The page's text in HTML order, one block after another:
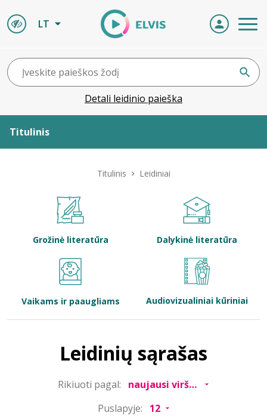
LT
Detali leidinio paieška
Titulinis
Bibliotekoms
Titulinis Leidiniai
Grožinė literatūra Dalykinė literatūra
Vaikams ir paaugliams Audiovizualiniai kūriniai
Leidinių sąrašas
Rikiuoti pagal:
Puslapyje: